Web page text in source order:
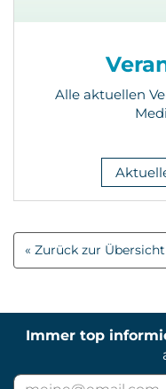
Alle aktuellen
Zurück zur Übersicht
Immer top